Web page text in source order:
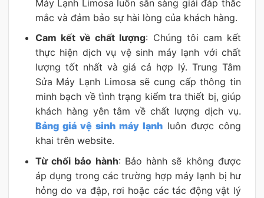
Máy Lạnh Limosa luôn sẵn sàng giải đáp thắc
mắc và đảm bảo sự hài lòng của khách hàng.
Cam kết về chất lượng: Chúng tôi cam kết
thực hiện dịch vụ vệ sinh máy lạnh với chất
lượng tốt nhất và giá cả hợp lý. Trung Tâm
Sửa Máy Lạnh Limosa sẽ cung cấp thông tin
minh bạch về tình trạng kiểm tra thiết bị, giúp
khách hàng yên tâm về chất lượng dịch vụ.
Bảng giá vệ sinh máy lạnhluôn được công
khai trên website.
Từ chối bảo hành: Bảo hành sẽ không được
áp dụng trong các trường hợp máy lạnh bị hư
hỏng do va đập, rơi hoặc các tác động vật lý